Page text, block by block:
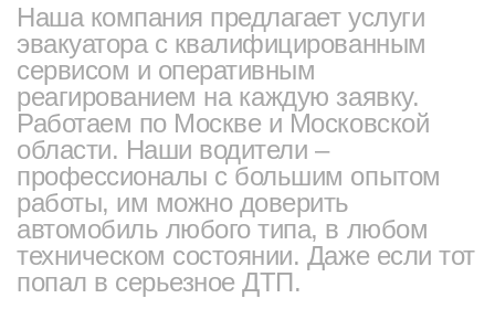
Наша компания предлагает услуги
эвакуатора с квалифицированным
сервисом и оперативным
реагированием на каждую заявку.
Работаем по Москве и Московской
области. Наши водители –
профессионалы с большим опытом
работы, им можно доверить
автомобиль любого типа, в любом
техническом состоянии. Даже если тот
попал в серьезное ДТП.